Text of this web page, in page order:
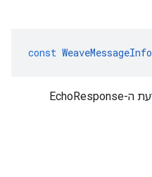
const WeaveMessageInfo
אובייקט שמכיל מטא-מידע על הודעת ה-EchoResponse